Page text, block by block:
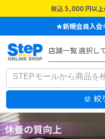
税込 5,000 円以
★新規会員入会
絞